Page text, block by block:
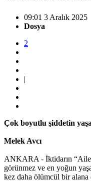
09:01 3 Aralık 2025
Dosya
2
|
Çok boyutlu şiddetin
Melek Avcı
ANKARA - İktidarın “Aile
görünmez ve en yoğun
kez daha ölümcül bir alana